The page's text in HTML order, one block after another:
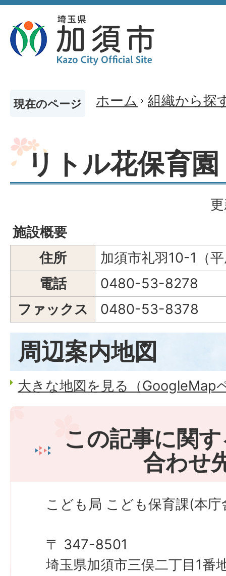
現在のページ ホーム 組織から探
リトル花保育園
施設概要
住所
加須市礼羽10-1（
電話
0480-53-8278
ファックス
0480-53-8378
周辺案内地図
大きな地図を見る（GoogleMap
この記事に関
合わせ
こども局 こども保育課(本
〒 347-8501
埼玉県加須市三俣二丁目1番